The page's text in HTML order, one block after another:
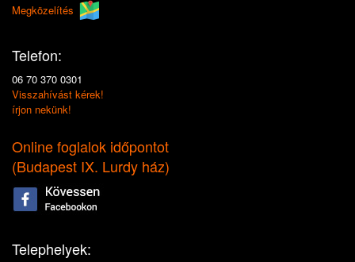
Megközelítés
Telefon:
06 70 370 0301
Visszahívást kérek!
írjon nekünk!
Online foglalok időpontot
(Budapest IX. Lurdy ház)
Telephelyek: